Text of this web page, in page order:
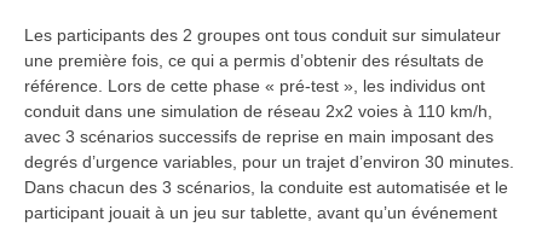
Les participants des 2 groupes ont tous conduit sur simulateur
une première fois, ce qui a permis d’obtenir des résultats de
référence. Lors de cette phase « pré-test », les individus ont
conduit dans une simulation de réseau 2x2 voies à 110 km/h,
avec 3 scénarios successifs de reprise en main imposant des
degrés d’urgence variables, pour un trajet d’environ 30 minutes.
Dans chacun des 3 scénarios, la conduite est automatisée et le
participant jouait à un jeu sur tablette, avant qu’un événement